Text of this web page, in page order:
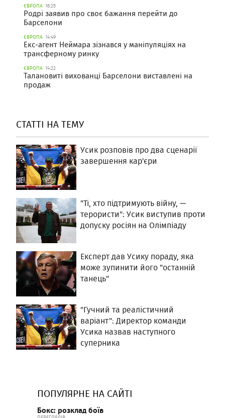
ЄВРОПА 16:25
Родрі заявив про своє бажання перейти до
Барселони
ЄВРОПА 14:49
Екс-агент Неймара зізнався у маніпуляціях на
трансферному ринку
ЄВРОПА 14:22
Талановиті вихованці Барселони виставлені на
продаж
СТАТТІ НА ТЕМУ
Усик розповів про два сценарії
завершення кар'єри
"Ті, хто підтримують війну, —
терористи": Усик виступив проти
допуску росіян на Олімпіаду
Експерт дав Усику пораду, яка
може зупинити його "останній
танець"
"Гучний та реалістичний
варіант": Директор команди
Усика назвав наступного
суперника
ПОПУЛЯРНЕ НА САЙТІ
Бокс: розклад боїв